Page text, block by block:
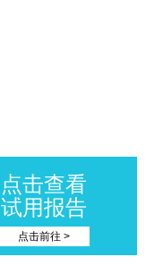
点击查看
试用报告
点击前往 >